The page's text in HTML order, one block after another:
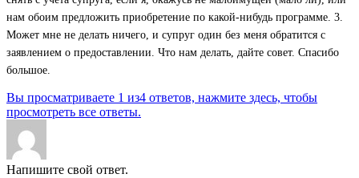
нам обоим предложить приобретение по какой-нибудь программе. 3.
Может мне не делать ничего, и супруг один без меня обратится с
заявлением о предоставлении. Что нам делать, дайте совет. Спасибо
большое.
Вы просматриваете 1 из4 ответов, нажмите здесь, чтобы
просмотреть все ответы.
Напишите свой ответ.